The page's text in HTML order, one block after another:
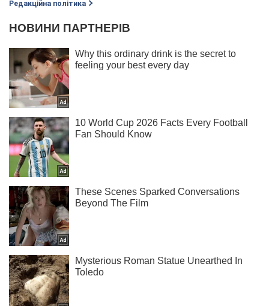
Редакційна політика